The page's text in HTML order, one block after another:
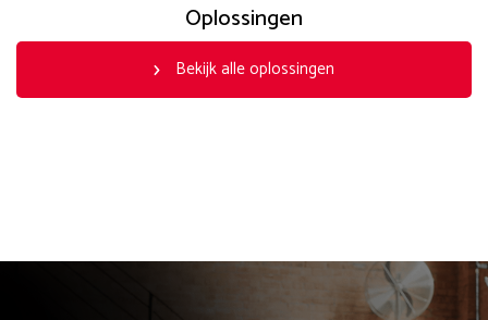
Oplossingen
Bekijk alle oplossingen